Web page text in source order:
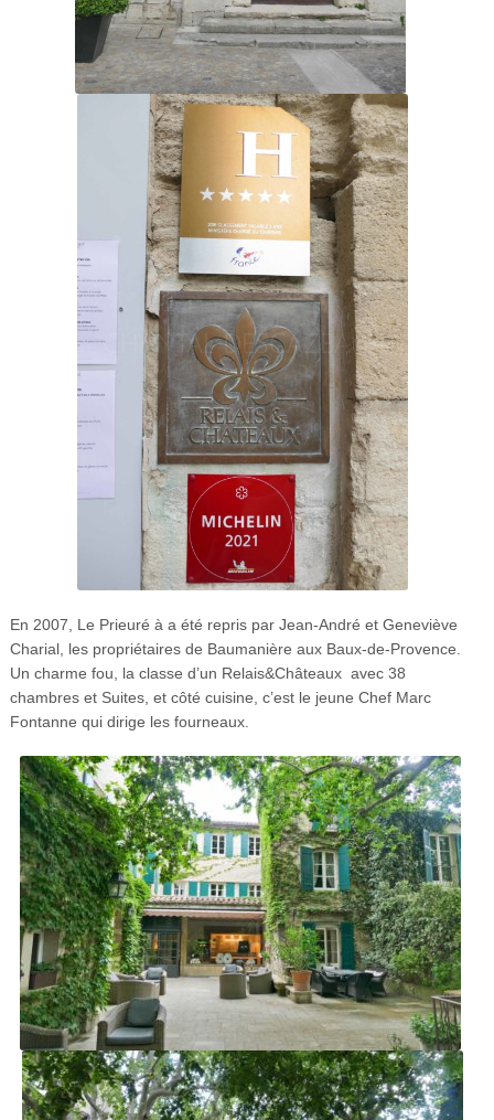
En 2007, Le Prieuré à a été repris par Jean-André et Geneviève
Charial, les propriétaires de Baumanière aux Baux-de-Provence.
Un charme fou, la classe d’un Relais&Châteaux avec 38
chambres et Suites, et côté cuisine, c’est le jeune Chef Marc
Fontanne qui dirige les fourneaux.